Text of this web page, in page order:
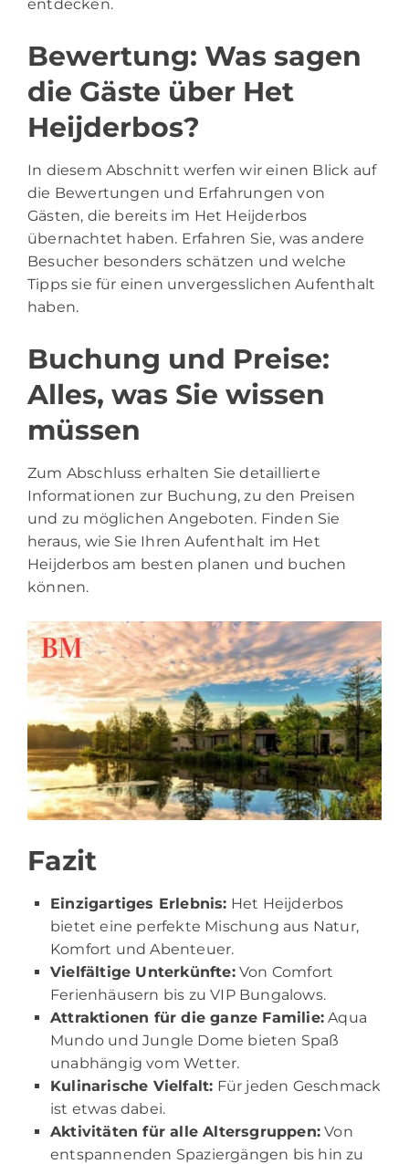
entdecken.
Bewertung: Was sagen
die Gäste über Het
Heijderbos?
In diesem Abschnitt werfen wir einen Blick auf
die Bewertungen und Erfahrungen von
Gästen, die bereits im Het Heijderbos
übernachtet haben. Erfahren Sie, was andere
Besucher besonders schätzen und welche
Tipps sie für einen unvergesslichen Aufenthalt
haben.
Buchung und Preise:
Alles, was Sie wissen
müssen
Zum Abschluss erhalten Sie detaillierte
Informationen zur Buchung, zu den Preisen
und zu möglichen Angeboten. Finden Sie
heraus, wie Sie Ihren Aufenthalt im Het
Heijderbos am besten planen und buchen
können.
Fazit
Einzigartiges Erlebnis: Het Heijderbos
bietet eine perfekte Mischung aus Natur,
Komfort und Abenteuer.
Vielfältige Unterkünfte:Von Comfort
Ferienhäusern bis zu VIP Bungalows.
Attraktionen für die ganze Familie: Aqua
Mundo und Jungle Dome bieten Spaß
unabhängig vom Wetter.
Kulinarische Vielfalt: Für jeden Geschmack
ist etwas dabei.
Aktivitäten für alle Altersgruppen: Von
entspannenden Spaziergängen bis hin zu